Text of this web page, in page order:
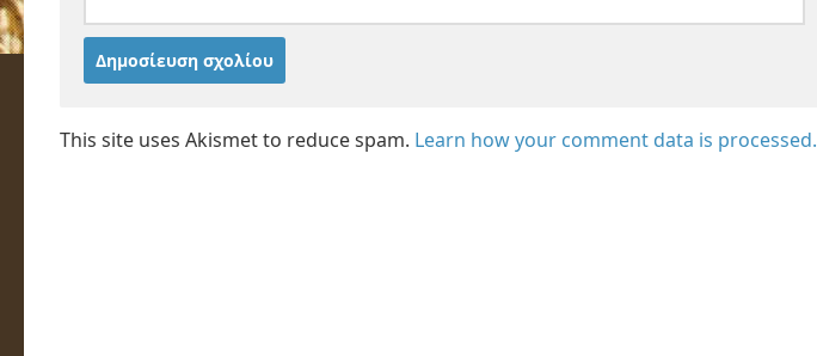
This site uses Akismet to reduce spam. Learn how your comment data is processed.